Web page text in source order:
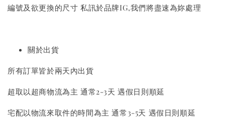
編號及欲更換的尺寸 私訊於品牌IG,我們將盡速為妳處理
關於出貨
所有訂單皆於兩天內出貨
超取以超商物流為主 通常2-3天 遇假日則順延
宅配以物流來取件的時間為主 通常3-5天 遇假日則順延